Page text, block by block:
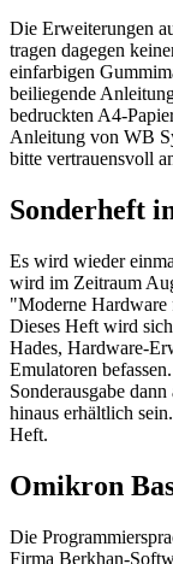
Die Erweiterungen
tragen dagegen
einfarbigen
beiliegende
bedruckten A4-
Anleitung von WB
bitte vertrauensvoll
Sonderheft
Es wird wieder
wird im Zeitraum
"Moderne Hardware
Dieses Heft wird
Hades, Hardware-
Emulatoren
Sonderausgabe
hinaus erhältlich
Heft.
Omikron
Die
Firma Berkhan-